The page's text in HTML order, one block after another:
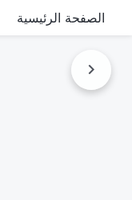
الصفحة الرئيسية